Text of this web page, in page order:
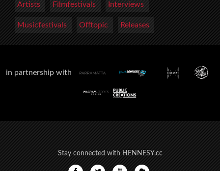
Artists Filmfestivals Interviews
Musicfestivals Offtopic Releases
in partnership with
Stay connected with HENNESY.cc